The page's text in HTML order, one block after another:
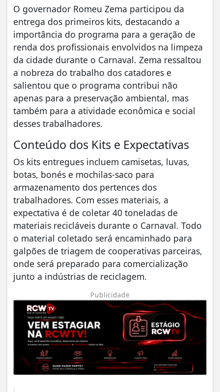
O governador Romeu Zema participou da
entrega dos primeiros kits, destacando a
importância do programa para a geração de
renda dos profissionais envolvidos na limpeza
da cidade durante o Carnaval. Zema ressaltou
a nobreza do trabalho dos catadores e
salientou que o programa contribui não
apenas para a preservação ambiental, mas
também para a atividade econômica e social
desses trabalhadores.
Conteúdo dos Kits e Expectativas
Os kits entregues incluem camisetas, luvas,
botas, bonés e mochilas-saco para
armazenamento dos pertences dos
trabalhadores. Com esses materiais, a
expectativa é de coletar 40 toneladas de
materiais recicláveis durante o Carnaval. Todo
o material coletado será encaminhado para
galpões de triagem de cooperativas parceiras,
onde será preparado para comercialização
junto a indústrias de reciclagem.
Publicidade